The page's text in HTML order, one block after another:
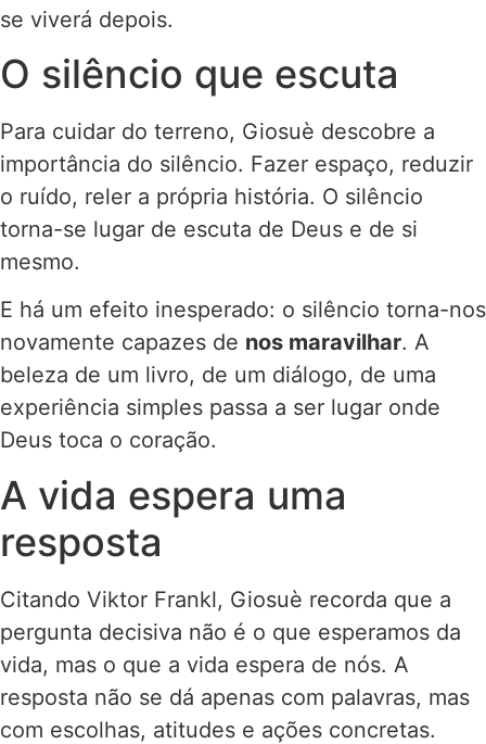
se viverá depois.
O silêncio que escuta
Para cuidar do terreno, Giosuè descobre a
importância do silêncio. Fazer espaço, reduzir
o ruído, reler a própria história. O silêncio
torna-se lugar de escuta de Deus e de si
mesmo.
E há um efeito inesperado: o silêncio torna-nos
novamente capazes de nos maravilhar. A
beleza de um livro, de um diálogo, de uma
experiência simples passa a ser lugar onde
Deus toca o coração.
A vida espera uma
resposta
Citando Viktor Frankl, Giosuè recorda que a
pergunta decisiva não é o que esperamos da
vida, mas o que a vida espera de nós. A
resposta não se dá apenas com palavras, mas
com escolhas, atitudes e ações concretas.